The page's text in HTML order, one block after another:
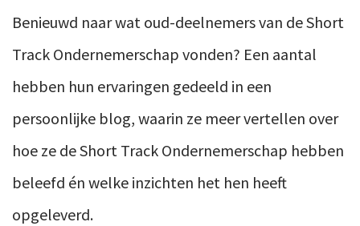
Benieuwd naar wat oud-deelnemers van de Short
Track Ondernemerschap vonden? Een aantal
hebben hun ervaringen gedeeld in een
persoonlijke blog, waarin ze meer vertellen over
hoe ze de Short Track Ondernemerschap hebben
beleefd én welke inzichten het hen heeft
opgeleverd.